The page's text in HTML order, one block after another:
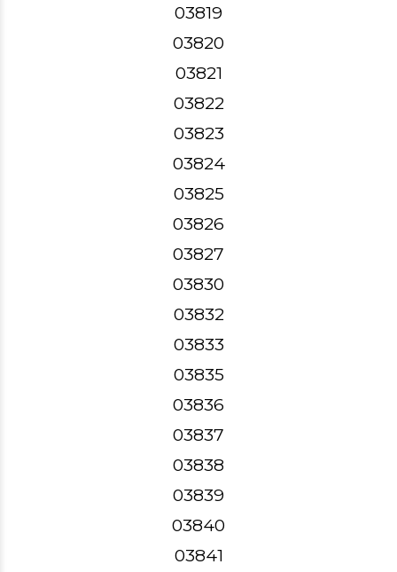
03819
03820
03821
03822
03823
03824
03825
03826
03827
03830
03832
03833
03835
03836
03837
03838
03839
03840
03841